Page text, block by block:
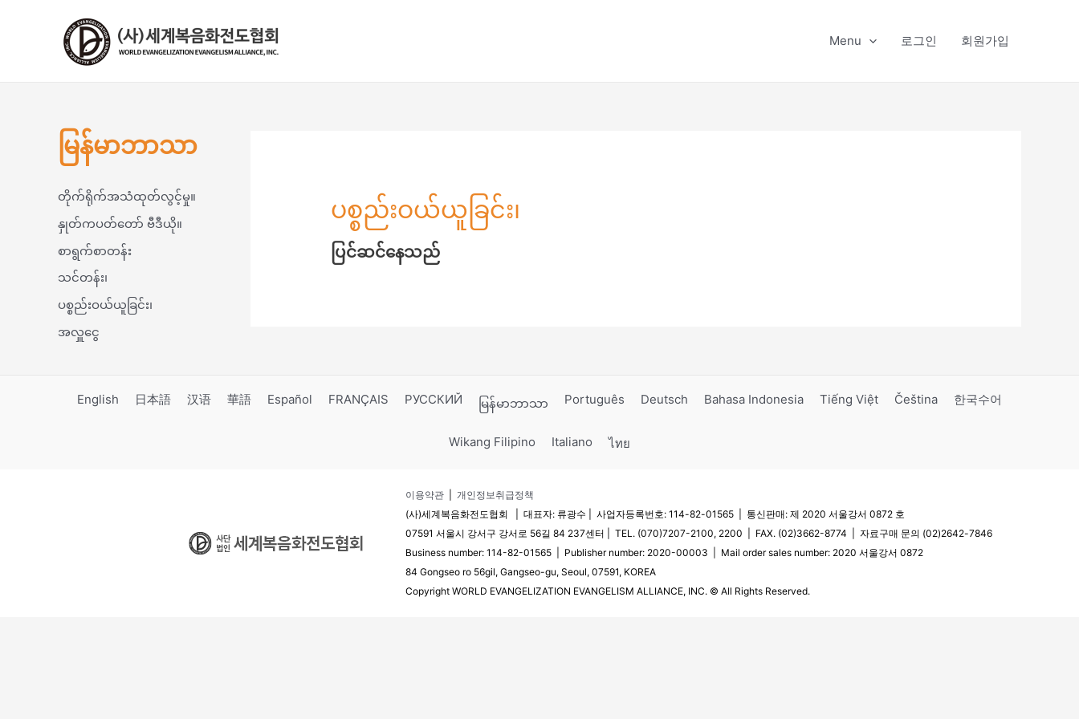
Menu 로그인 회원가입
မြန်မာဘာသာ
တိုက်ရိုက်အသံထုတ်လွင့်မှု။
နှုတ်ကပတ်တော် ဗီဒီယို။
စာရွက်စာတန်း
သင်တန်း၊
ပစ္စည်းဝယ်ယူခြင်း၊
အလှူငွေ
ပစ္စည်းဝယ်ယူခြင်း၊
ပြင်ဆင်နေသည်
English 日本語 汉语 華語 Español FRANÇAIS РУССКИЙ မြန်မာဘာသာ Português Deutsch Bahasa Indonesia Tiếng Việt Čeština 한국수어
Wikang Filipino Italiano ไทย
이용약관
개인정보취급정책
(사)세계복음화전도협회 | 대표자: 류광수 | 사업자등록번호: 114-82-01565 | 통신판매: 제 2020 서울강서 0872 호
07591 서울시 강서구 강서로 56길 84 237센터 | TEL. (070)7207-2100, 2200 | FAX. (02)3662-8774 | 자료구매 문의 (02)2642-7846
Business number: 114-82-01565 | Publisher number: 2020-00003 | Mail order sales number: 2020 서울강서 0872
84 Gongseo ro 56gil, Gangseo-gu, Seoul, 07591, KOREA
Copyright WORLD EVANGELIZATION EVANGELISM ALLIANCE, INC. © All Rights Reserved.